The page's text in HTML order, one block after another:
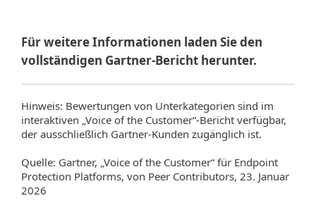
Für weitere Informationen laden Sie den
vollständigen Gartner-Bericht herunter.
Hinweis: Bewertungen von Unterkategorien sind im
interaktiven „Voice of the Customer“-Bericht verfügbar,
der ausschließlich Gartner‑Kunden zugänglich ist.
Quelle: Gartner, „Voice of the Customer“ für Endpoint
Protection Platforms, von Peer Contributors, 23. Januar
2026